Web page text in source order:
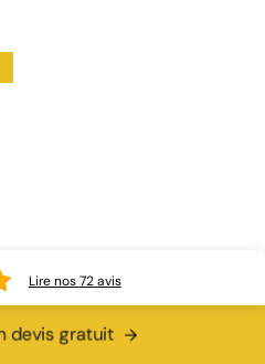
devis gratuit
Lire nos72avis